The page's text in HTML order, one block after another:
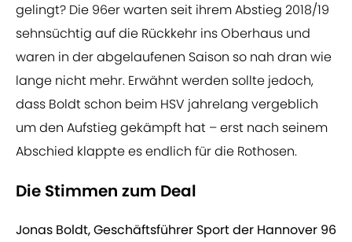
gelingt? Die 96er warten seit ihrem Abstieg 2018/19
sehnsüchtig auf die Rückkehr ins Oberhaus und
waren in der abgelaufenen Saison so nah dran wie
lange nicht mehr. Erwähnt werden sollte jedoch,
dass Boldt schon beim HSV jahrelang vergeblich
um den Aufstieg gekämpft hat – erst nach seinem
Abschied klappte es endlich für die Rothosen.
Die Stimmen zum Deal
Jonas Boldt, Geschäftsführer Sport der Hannover 96